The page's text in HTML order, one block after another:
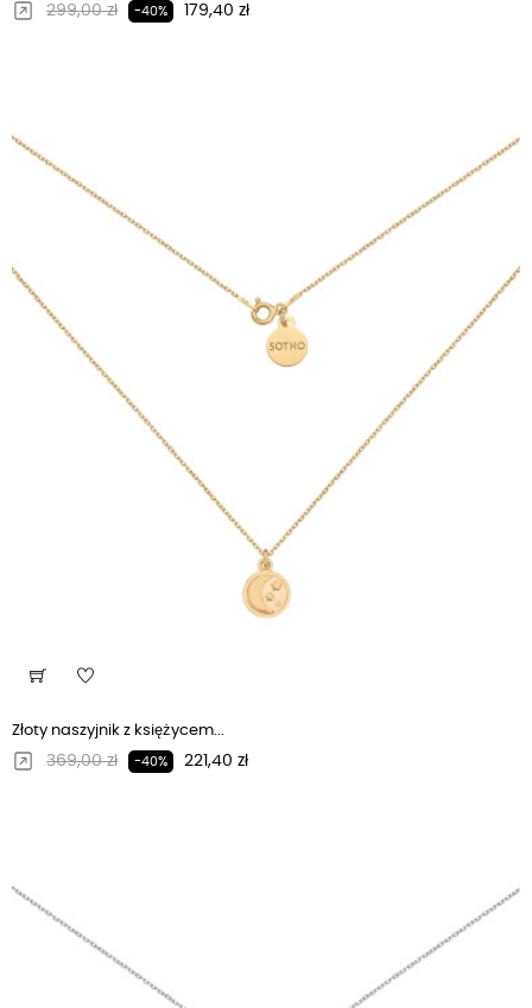
Regularna cena
299,00 zł -40% Cena
179,40 zł
Złoty naszyjnik z księżycem...
Regularna cena
369,00 zł -40% Cena
221,40 zł